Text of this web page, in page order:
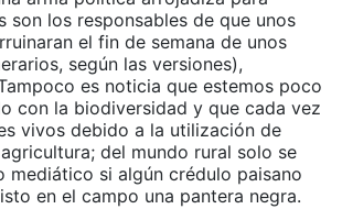
son los responsables de que unos
el fin de semana de unos
según las versiones),
es noticia que estemos poco
con la biodiversidad y que cada vez
vivos debido a la utilización de
del mundo rural solo se
mediático si algún crédulo paisano
en el campo una pantera negra.